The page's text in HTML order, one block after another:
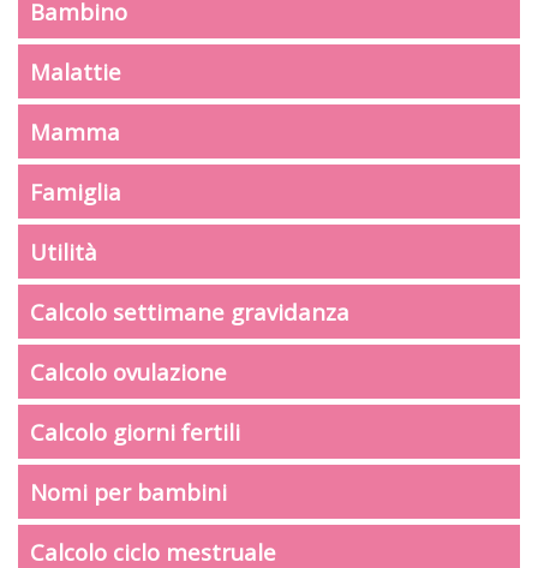
Bambino
Malattie
Mamma
Famiglia
Utilità
Calcolo settimane gravidanza
Calcolo ovulazione
Calcolo giorni fertili
Nomi per bambini
Calcolo ciclo mestruale